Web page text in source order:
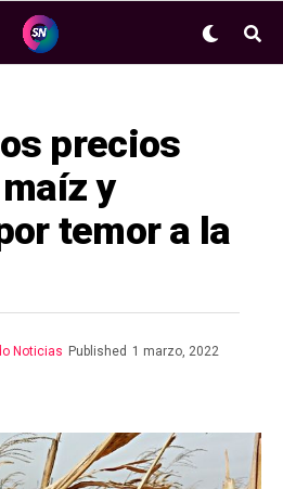
precios
y
temor a la
Noticias Published 1 marzo, 2022